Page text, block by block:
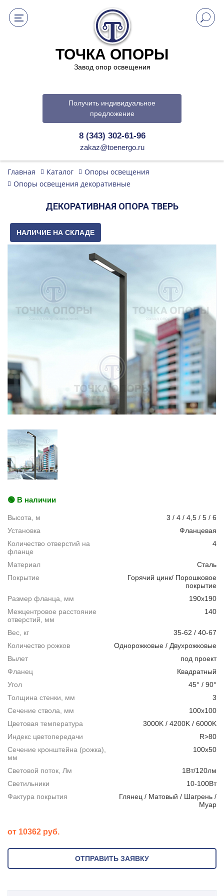
ТОЧКА ОПОРЫ
Завод опор освещения
Получить индивидуальное
предложение
8 (343) 302-61-96
zakaz@toenergo.ru
Главная Каталог
Опоры освещения
Опоры освещения декоративные
ДЕКОРАТИВНАЯ ОПОРА ТВЕРЬ
НАЛИЧИЕ НА СКЛАДЕ
🟢 В наличии
Высота, м
3 / 4 / 4,5 / 5 / 6
Установка
Фланцевая
Количество отверстий на
фланце
4
Материал
Сталь
Покрытие
Горячий цинк/ Порошковое
покрытие
Размер фланца, мм
190х190
Межцентровое расстояние
отверстий, мм
140
Вес, кг
35-62 / 40-67
Количество рожков
Однорожковые / Двухрожковые
Вылет
под проект
Фланец
Квадратный
Угол
45° / 90°
Толщина стенки, мм
3
Сечение ствола, мм
100х100
Цветовая температура
3000K / 4200K / 6000K
Индекс цветопередачи
R>80
Сечение кронштейна (рожка),
мм
100х50
Световой поток, Лм
1Вт/120лм
Светильники
10-100Вт
Фактура покрытия
Глянец / Матовый / Шагрень /
Муар
от 10362 руб.
ОТПРАВИТЬ ЗАЯВКУ